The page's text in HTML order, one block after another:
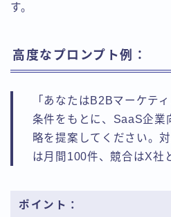
す。
高度なプロンプト例：
「あなたはB2Bマーケテ
条件をもとに、SaaS企業
略を提案してください。
は月間100件、競合はX社
ポイント：